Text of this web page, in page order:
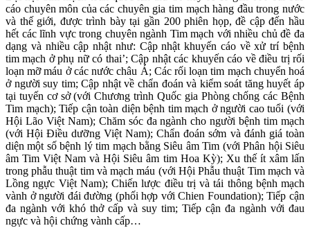
cáo chuyên môn của các chuyên gia tim mạch hàng đầu trong nước
và thế giới, được trình bày tại gần 200 phiên họp, đề cập đến hầu
hết các lĩnh vực trong chuyên ngành Tim mạch với nhiều chủ đề đa
dạng và nhiều cập nhật như: Cập nhật khuyến cáo về xử trí bệnh
tim mạch ở phụ nữ có thai’; Cập nhật các khuyến cáo về điều trị rối
loạn mỡ máu ở các nước châu Á; Các rối loạn tim mạch chuyển hoá
ở người suy tim; Cập nhật về chẩn đoán và kiểm soát tăng huyết áp
tại tuyến cơ sở (với Chương trình Quốc gia Phòng chống các Bệnh
Tim mạch); Tiếp cận toàn diện bệnh tim mạch ở người cao tuổi (với
Hội Lão Việt Nam); Chăm sóc đa ngành cho người bệnh tim mạch
(với Hội Điều dưỡng Việt Nam); Chẩn đoán sớm và đánh giá toàn
diện một số bệnh lý tim mạch bằng Siêu âm Tim (với Phân hội Siêu
âm Tim Việt Nam và Hội Siêu âm tim Hoa Kỳ); Xu thế ít xâm lấn
trong phẫu thuật tim và mạch máu (với Hội Phẫu thuật Tim mạch và
Lồng ngực Việt Nam); Chiến lược điều trị và tái thông bệnh mạch
vành ở người đái đường (phối hợp với Chien Foundation); Tiếp cận
đa ngành với khó thở cấp và suy tim; Tiếp cận đa ngành với đau
ngực và hội chứng vành cấp…